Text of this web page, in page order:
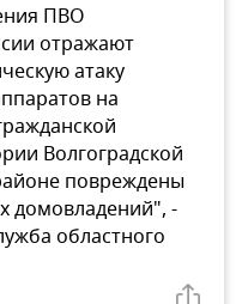
ПВО
отражают
атаку
на
Волгоградской
повреждены
домовладений", -
областного